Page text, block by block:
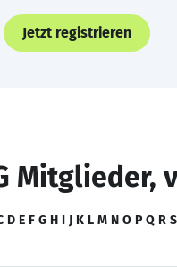
Jetzt registrieren
Mitglieder,
D E F G H I J K L M N O P Q R S